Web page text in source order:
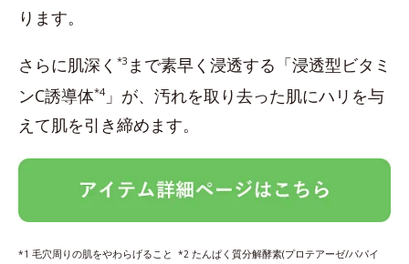
ります。
さらに肌深く *3 まで素早く浸透する「浸透型ビタミ
ンC誘導体*4」が、汚れを取り去った肌にハリを与
えて肌を引き締めます。
*1 毛穴周りの肌をやわらげること *2 たんぱく質分解酵素(プロテアーゼ/パパイ